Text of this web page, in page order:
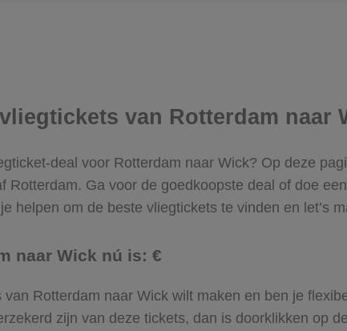
van Rotterdam naar
deal voor Rotterdam naar Wick? Op deze
Rotterdam. Ga voor de goedkoopste deal of doe
helpen om de beste vliegtickets te vinden en let’s
naar Wick nú is: €
Rotterdam naar Wick wilt maken en ben je
zijn van deze tickets, dan is doorklikken op